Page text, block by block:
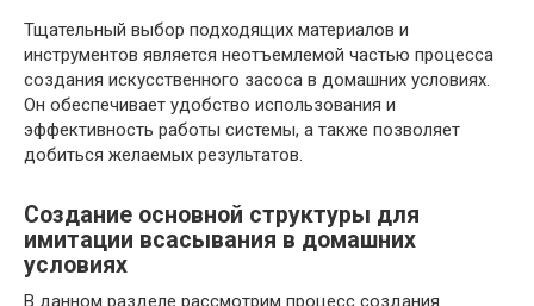
Тщательный выбор подходящих материалов и
инструментов является неотъемлемой частью процесса
создания искусственного засоса в домашних условиях.
Он обеспечивает удобство использования и
эффективность работы системы, а также позволяет
добиться желаемых результатов.
Создание основной структуры для
имитации всасывания в домашних
условиях
В данном разделе рассмотрим процесс создания